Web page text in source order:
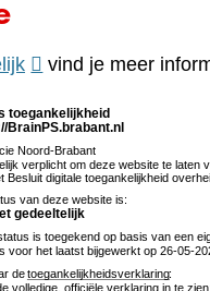
(verwijst
een
andere
website)
vind je meer